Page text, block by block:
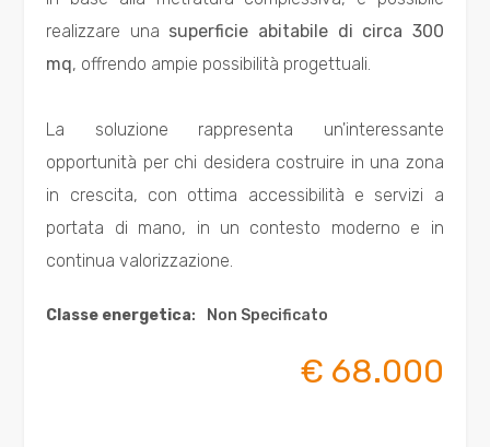
realizzare una superficie abitabile di circa 300
mq, offrendo ampie possibilità progettuali.
La soluzione rappresenta un'interessante
opportunità per chi desidera costruire in una zona
in crescita, con ottima accessibilità e servizi a
portata di mano, in un contesto moderno e in
continua valorizzazione.
Classe energetica: Non Specificato
€ 68.000
minimi
Qualsiasi
1
2
3
4